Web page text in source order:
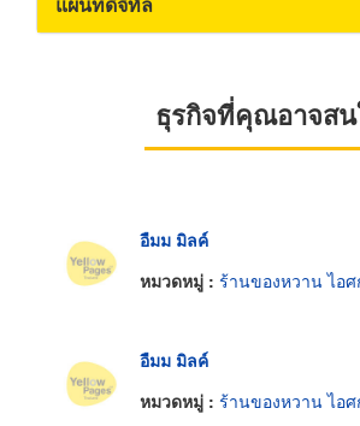
ธุรกิจที่คุณอาจสน
อืมม มิลค์
หมวดหมู่ : ร้านของหวาน ไอศ
อืมม มิลค์
หมวดหมู่ : ร้านของหวาน ไอศ